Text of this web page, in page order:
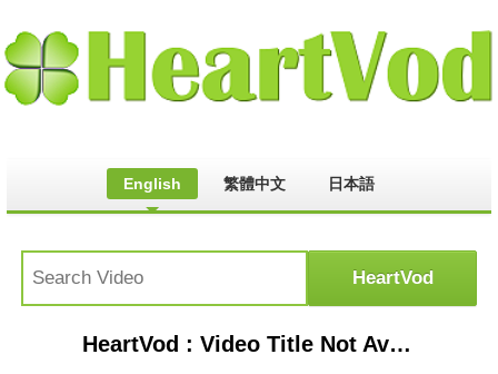
English 繁體中文 日本語
HeartVod : Video Title Not Available